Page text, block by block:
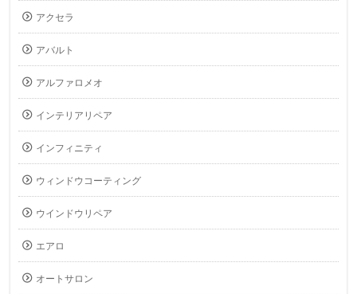
アクセラ
アバルト
アルファロメオ
インテリアリペア
インフィニティ
ウィンドウコーティング
ウインドウリペア
エアロ
オートサロン